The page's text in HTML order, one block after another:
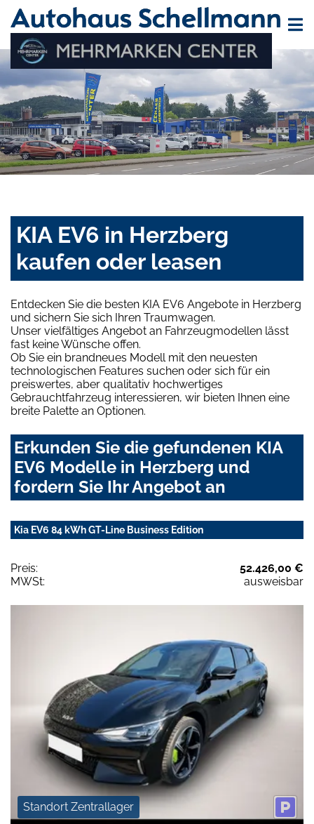
KIA EV6 in Herzberg
kaufen oder leasen
Entdecken Sie die besten KIA EV6 Angebote in Herzberg
und sichern Sie sich Ihren Traumwagen.
Unser vielfältiges Angebot an Fahrzeugmodellen lässt
fast keine Wünsche offen.
Ob Sie ein brandneues Modell mit den neuesten
technologischen Features suchen oder sich für ein
preiswertes, aber qualitativ hochwertiges
Gebrauchtfahrzeug interessieren, wir bieten Ihnen eine
breite Palette an Optionen.
Erkunden Sie die gefundenen KIA
EV6 Modelle in Herzberg und
fordern Sie Ihr Angebot an
Kia EV6 84 kWh GT-Line Business Edition
Preis:
52.426,00 €
MWSt:
ausweisbar
Standort Zentrallager